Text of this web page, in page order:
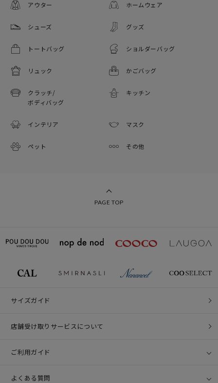
アウター ホームウェア
シューズ グッズ
トートバッグ ショルダーバッグ
リュック かごバッグ
クラッチ/
ボディバッグ
キッチン
インテリア マスク
ペット その他
PAGE TOP
サイズガイド
店舗受け取りサービスについて
ご利用ガイド
よくある質問